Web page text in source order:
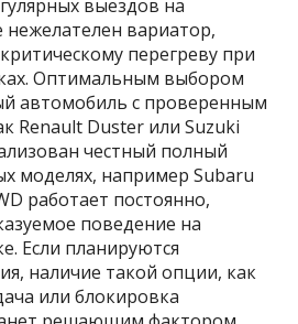
выездов на
вариатор,
перегреву при
Оптимальным выбором
автомобиль с проверенным
Renault Duster или Suzuki
честный полный
моделях, например Subaru
работает постоянно,
поведение на
Если планируются
наличие такой опции, как
или блокировка